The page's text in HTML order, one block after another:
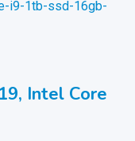
Intel Core